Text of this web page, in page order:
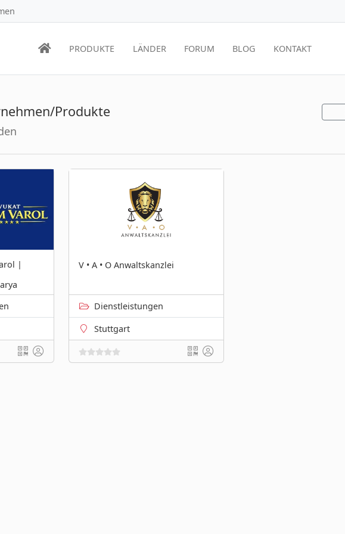
PRODUKTE LÄNDER FORUM BLOG KONTAKT
Produkte
|
V • A • O Anwaltskanzlei
Dienstleistungen
Stuttgart